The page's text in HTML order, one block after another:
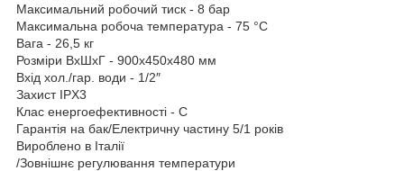
Максимальний робочий тиск - 8 бар
Максимальна робоча температура - 75 °С
Вага - 26,5 кг
Розміри ВхШхГ - 900х450х480 мм
Вхід хол./гар. води - 1/2″
Захист IPX3
Клас енергоефективності - С
Гарантія на бак/Електричну частину 5/1 років
Вироблено в Італії
/Зовнішнє регулювання температури